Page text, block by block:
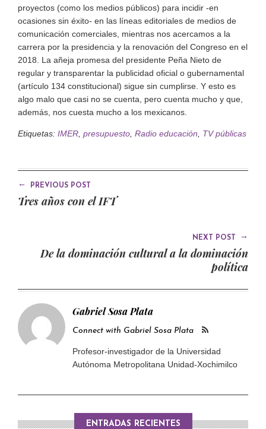
proyectos (como los medios públicos) para incidir -en
ocasiones sin éxito- en las líneas editoriales de medios de
comunicación comerciales, mientras nos acercamos a la
carrera por la presidencia y la renovación del Congreso en el
2018. La añeja promesa del presidente Peña Nieto de
regular y transparentar la publicidad oficial o gubernamental
(artículo 134 constitucional) sigue sin cumplirse. Y esto es
algo malo que casi no se cuenta, pero cuenta mucho y que,
además, nos cuesta mucho a los mexicanos.
Etiquetas: IMER presupuesto Radio educación TV públicas
← PREVIOUS POST
Tres años con el IFT
NEXT POST →
De la dominación cultural a la dominación
política
Gabriel Sosa Plata
Connect with Gabriel Sosa Plata
Profesor-investigador de la Universidad
Autónoma Metropolitana Unidad-Xochimilco
ENTRADAS RECIENTES